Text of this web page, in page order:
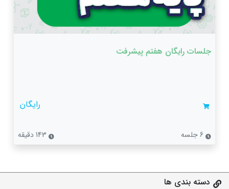
جلسات رایگان هفتم پیشرفت
رایگان
دسته بندی ها